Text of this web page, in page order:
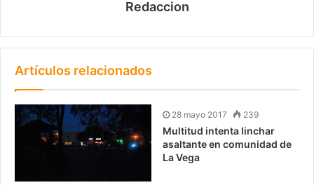
Redaccion
Artículos relacionados
28 mayo 2017 239
Multitud intenta linchar
asaltante en comunidad de
La Vega